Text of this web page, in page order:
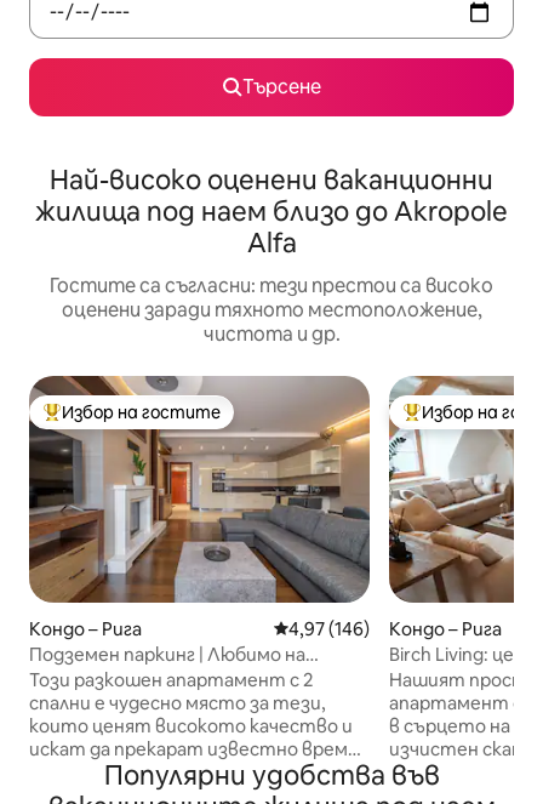
Търсене
Най-високо оценени ваканционни
жилища под наем близо до Akropole
Alfa
Гостите са съгласни: тези престои са високо
оценени заради тяхното местоположение,
чистота и др.
Най-популярен избор на гостите
Избор на гостите
Кондо – Рига Средна оценка: 4,97 от 5,
4,97 (146)
Подземен паркинг | Любимо на
гостите | 125 м2!
Този разкошен апартамент с 2
спални е чудесно място за тези,
които ценят високото качество и
искат да прекарат известно време
в Рига със стил. Намира се на
чудесно място в Стария град. Да
Най-популярен
Избор на
Кондо – Рига
Birch Living:
дизайнерски
Нашият
апартамент с
в сърцето на
изчистен
помещението е
семейства,
Популярни удобства във